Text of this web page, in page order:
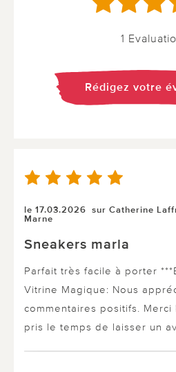
1
Rédigez votre
le 17.03.2026 sur Catherine
Marne
Sneakers marla
Parfait très facile à porter
Vitrine Magique: Nous
commentaires positifs.
pris le temps de laisser un